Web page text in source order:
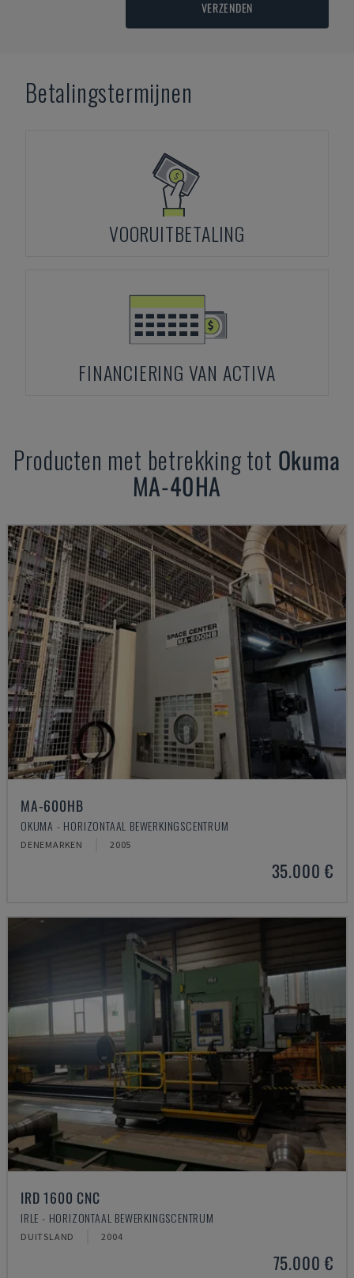
VERZENDEN
Betalingstermijnen
VOORUITBETALING
FINANCIERING VAN ACTIVA
Producten met betrekking tot Okuma
MA-40HA
MA-600HB
OKUMA - HORIZONTAAL BEWERKINGSCENTRUM
DENEMARKEN 2005
35.000 €
IRD 1600 CNC
IRLE - HORIZONTAAL BEWERKINGSCENTRUM
DUITSLAND 2004
75.000 €